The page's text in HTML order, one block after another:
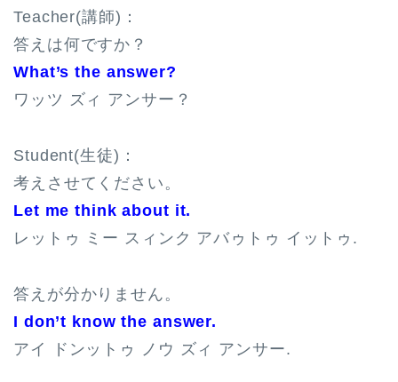
Teacher(講師)：
答えは何ですか？
What’s the answer?
ワッツ ズィ アンサー？
Student(生徒)：
考えさせてください。
Let me think about it.
レットゥ ミー スィンク アバゥトゥ イットゥ.
答えが分かりません。
I don’t know the answer.
アイ ドンットゥ ノウ ズィ アンサー.